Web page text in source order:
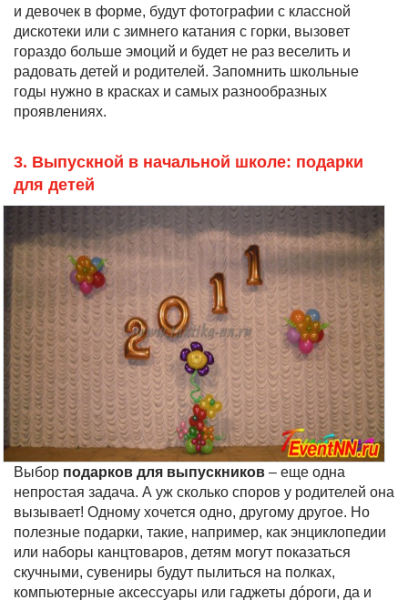
и девочек в форме, будут фотографии с классной
дискотеки или с зимнего катания с горки, вызовет
гораздо больше эмоций и будет не раз веселить и
радовать детей и родителей. Запомнить школьные
годы нужно в красках и самых разнообразных
проявлениях.
3. Выпускной в начальной школе: подарки
для детей
Выбор подарков для выпускников – еще одна
непростая задача. А уж сколько споров у родителей она
вызывает! Одному хочется одно, другому другое. Но
полезные подарки, такие, например, как энциклопедии
или наборы канцтоваров, детям могут показаться
скучными, сувениры будут пылиться на полках,
компьютерные аксессуары или гаджеты дóроги, да и